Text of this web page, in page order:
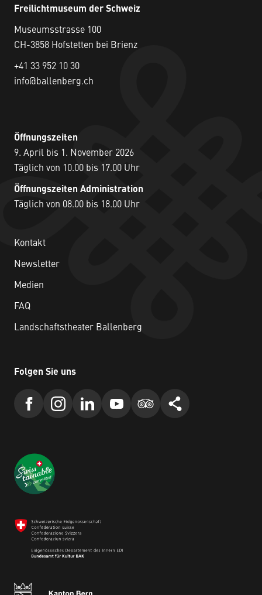
Freilichtmuseum der Schweiz
Museumsstrasse 100
CH-3858 Hofstetten bei Brienz
+41 33 952 10 30
info@ballenberg.ch
Öffnungszeiten
9. April bis 1. November 2026
Täglich von 10.00 bis 17.00 Uhr
Öffnungszeiten Administration
Täglich von 08.00 bis 18.00 Uhr
Kontakt
Newsletter
Medien
FAQ
Landschaftstheater Ballenberg
Folgen Sie uns